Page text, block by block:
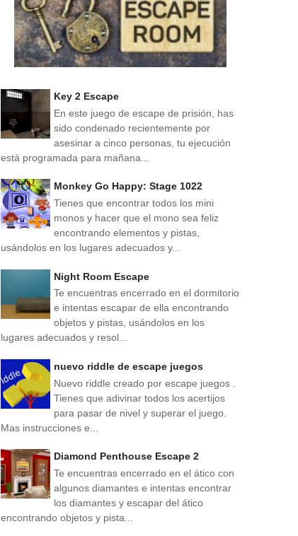
Key 2 Escape
En este juego de escape de prisión, has
sido condenado recientemente por
asesinar a cinco personas, tu ejecución
está programada para mañana...
Monkey Go Happy: Stage 1022
Tienes que encontrar todos los mini
monos y hacer que el mono sea feliz
encontrando elementos y pistas,
usándolos en los lugares adecuados y...
Night Room Escape
Te encuentras encerrado en el dormitorio
e intentas escapar de ella encontrando
objetos y pistas, usándolos en los
lugares adecuados y resol...
nuevo riddle de escape juegos
Nuevo riddle creado por escape juegos .
Tienes que adivinar todos los acertijos
para pasar de nivel y superar el juego.
Mas instrucciones e...
Diamond Penthouse Escape 2
Te encuentras encerrado en el ático con
algunos diamantes e intentas encontrar
los diamantes y escapar del ático
encontrando objetos y pista...